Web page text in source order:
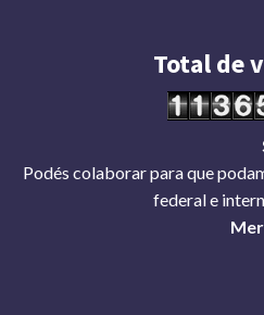
Total de
Podés colaborar para que
federal e